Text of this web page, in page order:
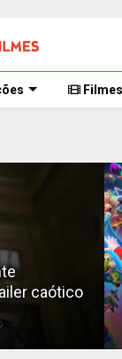
Filmes
caótico